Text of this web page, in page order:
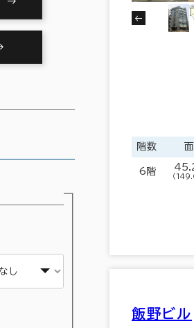
階数
6階 （
飯野ビル